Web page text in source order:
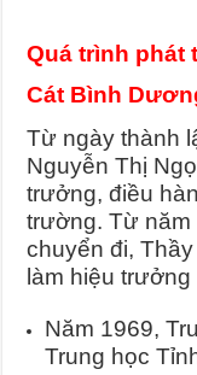
Quá trình phát
Cát Bình
Từ ngày thành
Nguyễn Thị
trưởng, điều
trường. Từ năm
chuyển đi,
làm hiệu
Năm 1969,
Trung học